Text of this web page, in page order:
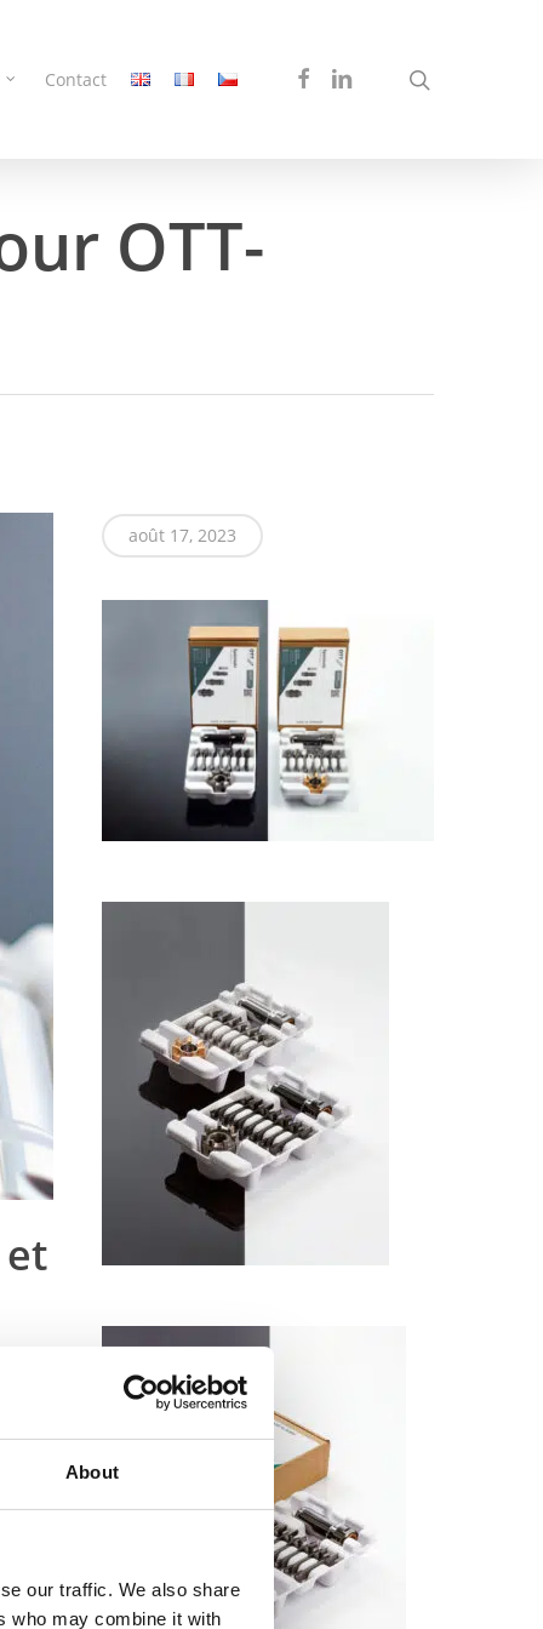
About
our traffic. We also share
who may combine it with
Contact facebooklinkedin
OTT-
et
août 17, 2023